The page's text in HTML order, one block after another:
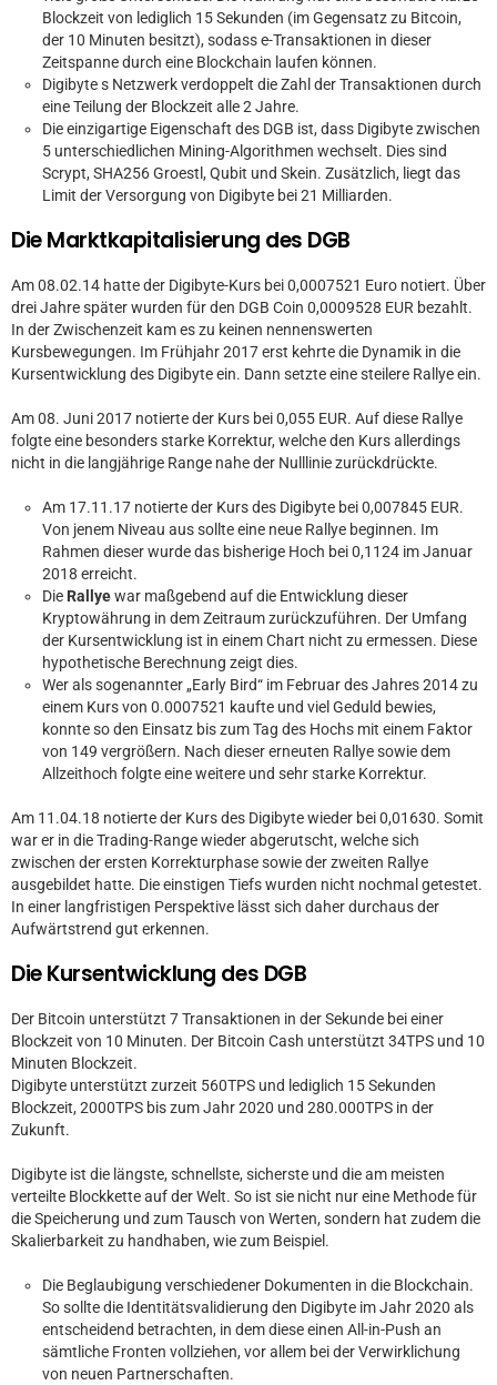
Blockzeit von lediglich 15 Sekunden (im Gegensatz zu Bitcoin,
der 10 Minuten besitzt), sodass e-Transaktionen in dieser
Zeitspanne durch eine Blockchain laufen können.
Digibyte s Netzwerk verdoppelt die Zahl der Transaktionen durch
eine Teilung der Blockzeit alle 2 Jahre.
Die einzigartige Eigenschaft des DGB ist, dass Digibyte zwischen
5 unterschiedlichen Mining-Algorithmen wechselt. Dies sind
Scrypt, SHA256 Groestl, Qubit und Skein. Zusätzlich, liegt das
Limit der Versorgung von Digibyte bei 21 Milliarden.
Die Marktkapitalisierung des DGB
Am 08.02.14 hatte der Digibyte-Kurs bei 0,0007521 Euro notiert. Über
drei Jahre später wurden für den DGB Coin 0,0009528 EUR bezahlt.
In der Zwischenzeit kam es zu keinen nennenswerten
Kursbewegungen. Im Frühjahr 2017 erst kehrte die Dynamik in die
Kursentwicklung des Digibyte ein. Dann setzte eine steilere Rallye ein.
Am 08. Juni 2017 notierte der Kurs bei 0,055 EUR. Auf diese Rallye
folgte eine besonders starke Korrektur, welche den Kurs allerdings
nicht in die langjährige Range nahe der Nulllinie zurückdrückte.
Am 17.11.17 notierte der Kurs des Digibyte bei 0,007845 EUR.
Von jenem Niveau aus sollte eine neue Rallye beginnen. Im
Rahmen dieser wurde das bisherige Hoch bei 0,1124 im Januar
2018 erreicht.
Die Rallyewar maßgebend auf die Entwicklung dieser
Kryptowährung in dem Zeitraum zurückzuführen. Der Umfang
der Kursentwicklung ist in einem Chart nicht zu ermessen. Diese
hypothetische Berechnung zeigt dies.
Wer als sogenannter „Early Bird“ im Februar des Jahres 2014 zu
einem Kurs von 0.0007521 kaufte und viel Geduld bewies,
konnte so den Einsatz bis zum Tag des Hochs mit einem Faktor
von 149 vergrößern. Nach dieser erneuten Rallye sowie dem
Allzeithoch folgte eine weitere und sehr starke Korrektur.
Am 11.04.18 notierte der Kurs des Digibyte wieder bei 0,01630. Somit
war er in die Trading-Range wieder abgerutscht, welche sich
zwischen der ersten Korrekturphase sowie der zweiten Rallye
ausgebildet hatte. Die einstigen Tiefs wurden nicht nochmal getestet.
In einer langfristigen Perspektive lässt sich daher durchaus der
Aufwärtstrend gut erkennen.
Die Kursentwicklung des DGB
Der Bitcoin unterstützt 7 Transaktionen in der Sekunde bei einer
Blockzeit von 10 Minuten. Der Bitcoin Cash unterstützt 34TPS und 10
Minuten Blockzeit.
Digibyte unterstützt zurzeit 560TPS und lediglich 15 Sekunden
Blockzeit, 2000TPS bis zum Jahr 2020 und 280.000TPS in der
Zukunft.
Digibyte ist die längste, schnellste, sicherste und die am meisten
verteilte Blockkette auf der Welt. So ist sie nicht nur eine Methode für
die Speicherung und zum Tausch von Werten, sondern hat zudem die
Skalierbarkeit zu handhaben, wie zum Beispiel.
Die Beglaubigung verschiedener Dokumenten in die Blockchain.
So sollte die Identitätsvalidierung den Digibyte im Jahr 2020 als
entscheidend betrachten, in dem diese einen All-in-Push an
sämtliche Fronten vollziehen, vor allem bei der Verwirklichung
von neuen Partnerschaften.